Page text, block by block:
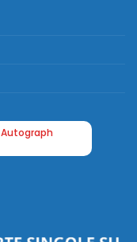
Autograph